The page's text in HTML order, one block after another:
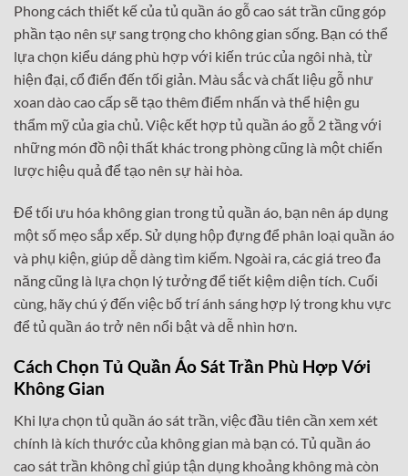
Phong cách thiết kế của tủ quần áo gỗ cao sát trần cũng góp
phần tạo nên sự sang trọng cho không gian sống. Bạn có thể
lựa chọn kiểu dáng phù hợp với kiến trúc của ngôi nhà, từ
hiện đại, cổ điển đến tối giản. Màu sắc và chất liệu gỗ như
xoan dào cao cấp sẽ tạo thêm điểm nhấn và thể hiện gu
thẩm mỹ của gia chủ. Việc kết hợp tủ quần áo gỗ 2 tầng với
những món đồ nội thất khác trong phòng cũng là một chiến
lược hiệu quả để tạo nên sự hài hòa.
Để tối ưu hóa không gian trong tủ quần áo, bạn nên áp dụng
một số mẹo sắp xếp. Sử dụng hộp đựng để phân loại quần áo
và phụ kiện, giúp dễ dàng tìm kiếm. Ngoài ra, các giá treo đa
năng cũng là lựa chọn lý tưởng để tiết kiệm diện tích. Cuối
cùng, hãy chú ý đến việc bố trí ánh sáng hợp lý trong khu vực
để tủ quần áo trở nên nổi bật và dễ nhìn hơn.
Cách Chọn Tủ Quần Áo Sát Trần Phù Hợp Với
Không Gian
Khi lựa chọn tủ quần áo sát trần, việc đầu tiên cần xem xét
chính là kích thước của không gian mà bạn có. Tủ quần áo
cao sát trần không chỉ giúp tận dụng khoảng không mà còn